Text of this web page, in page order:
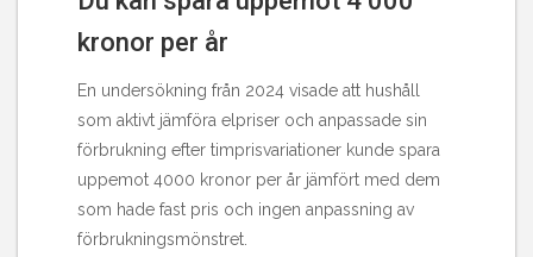
kronor per år
En undersökning från 2024 visade att hushåll
som aktivt jämföra elpriser och anpassade sin
förbrukning efter timprisvariationer kunde spara
uppemot 4000 kronor per år jämfört med dem
som hade fast pris och ingen anpassning av
förbrukningsmönstret.